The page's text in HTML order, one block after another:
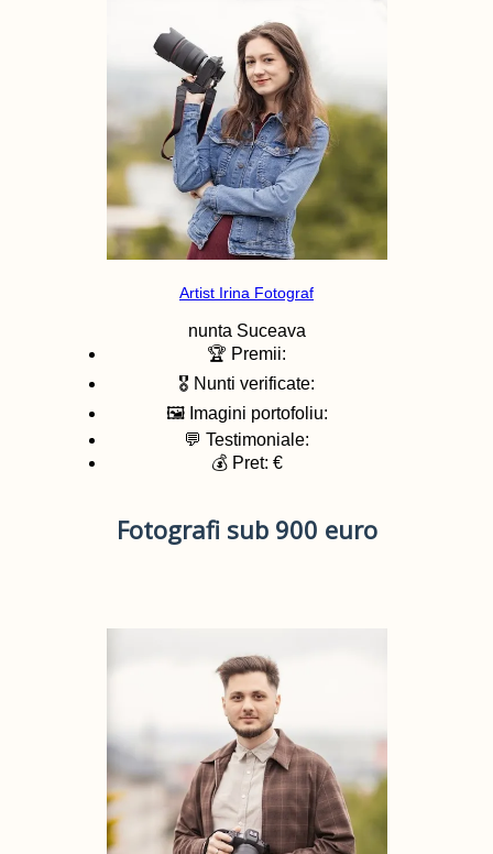
Artist Irina Fotograf
nunta Suceava
🏆 Premii:
🎖️ Nunti verificate:
🖼️ Imagini portofoliu:
💬 Testimoniale:
💰 Pret: €
Fotografi sub 900 euro